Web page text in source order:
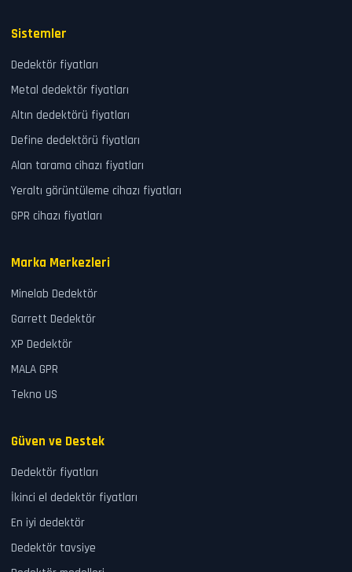
Sistemler
Dedektör fiyatları
Metal dedektör fiyatları
Altın dedektörü fiyatları
Define dedektörü fiyatları
Alan tarama cihazı fiyatları
Yeraltı görüntüleme cihazı fiyatları
GPR cihazı fiyatları
Marka Merkezleri
Minelab Dedektör
Garrett Dedektör
XP Dedektör
MALA GPR
Tekno US
Güven ve Destek
Dedektör fiyatları
İkinci el dedektör fiyatları
En iyi dedektör
Dedektör tavsiye